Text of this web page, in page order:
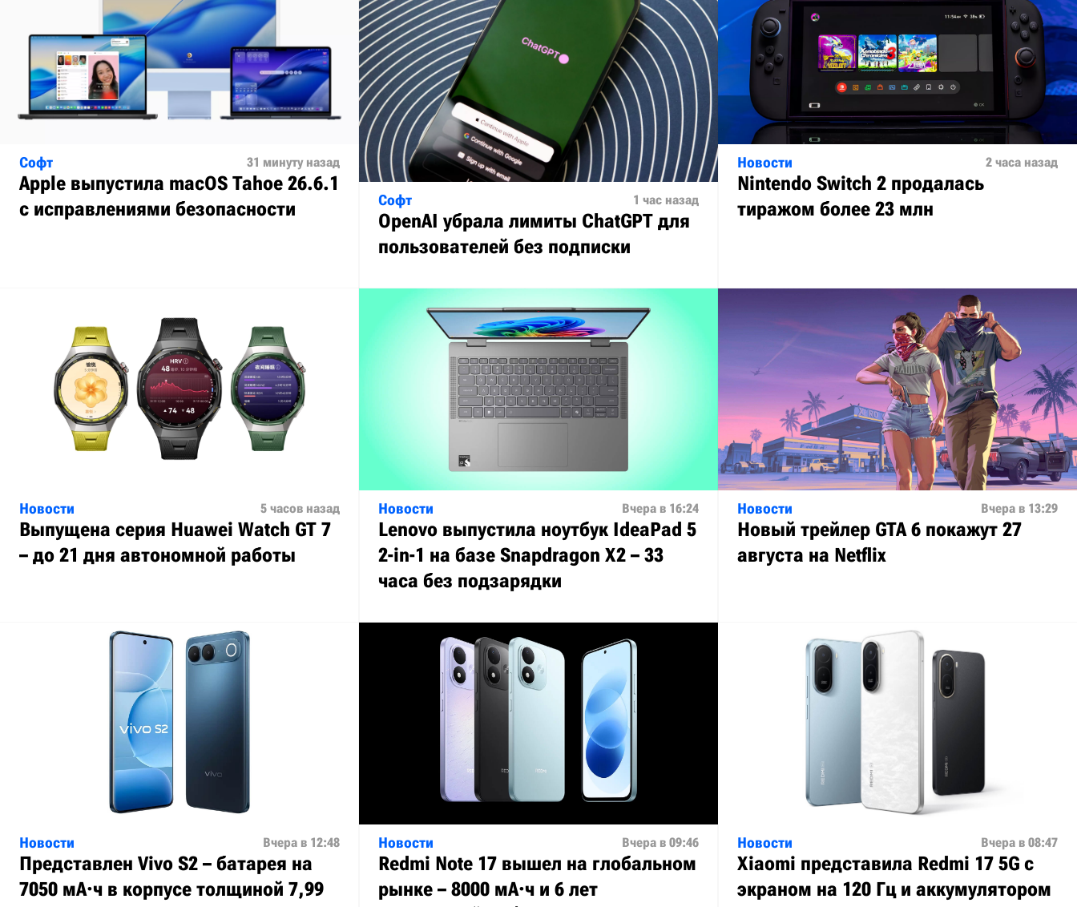
Софт 31 минуту назад
Apple выпустила macOS Tahoe 26.6.1
с исправлениями безопасности
Софт 1 час назад
OpenAI убрала лимиты ChatGPT для
пользователей без подписки
Новости 2 часа назад
Nintendo Switch 2 продалась
тиражом более 23 млн
Новости 5 часов назад
Выпущена серия Huawei Watch GT 7
– до 21 дня автономной работы
Новости Вчера в 16:24
Lenovo выпустила ноутбук IdeaPad 5
2-in-1 на базе Snapdragon X2 – 33
часа без подзарядки
Новости Вчера в 13:29
Новый трейлер GTA 6 покажут 27
августа на Netflix
Новости Вчера в 12:48
Представлен Vivo S2 – батарея на
7050 мА·ч в корпусе толщиной 7,99
Новости Вчера в 09:46
Redmi Note 17 вышел на глобальном
рынке – 8000 мА·ч и 6 лет
Новости Вчера в 08:47
Xiaomi представила Redmi 17 5G с
экраном на 120 Гц и аккумулятором